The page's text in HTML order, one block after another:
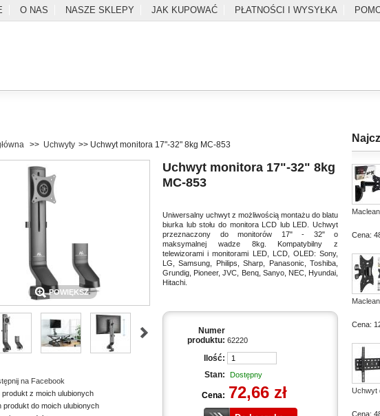
O NAS NASZE SKLEPY JAK KUPOWAĆ PŁATNOŚCI I WYSYŁKA
SZUKAJ
Kontakt
>> Uchwyty >> Uchwyt monitora 17"-32" 8kg MC-853
POWIĘKSZ
na Facebook
produkt z moich ulubionych
produkt do moich ulubionych
Uchwyt monitora 17"-32" 8kg
MC-853
Uniwersalny uchwyt z możliwością montażu do blatu
biurka lub stołu do monitora LCD lub LED. Uchwyt
przeznaczony do monitorów 17" - 32" o
maksymalnej wadze 8kg. Kompatybilny z
telewizorami i monitorami LED, LCD, OLED: Sony,
LG, Samsung, Philips, Sharp, Panasonic, Toshiba,
Grundig, Pioneer, JVC, Benq, Sanyo, NEC, Hyundai,
Hitachi.
Numer
produktu: 62220
Ilość:
Stan:
Dostępny
Cena: 72,66 zł
Cena:
Cena:
Uchwyt
Cena: